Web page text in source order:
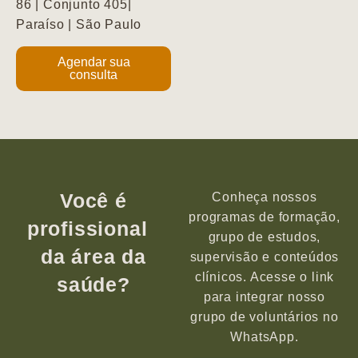
86 | Conjunto 405|
Paraíso | São Paulo
Agendar sua
consulta
Você é
profissional
da área da
saúde?
Conheça nossos
programas de formação,
grupo de estudos,
supervisão e conteúdos
clínicos. Acesse o link
para integrar nosso
grupo de voluntários no
WhatsApp.